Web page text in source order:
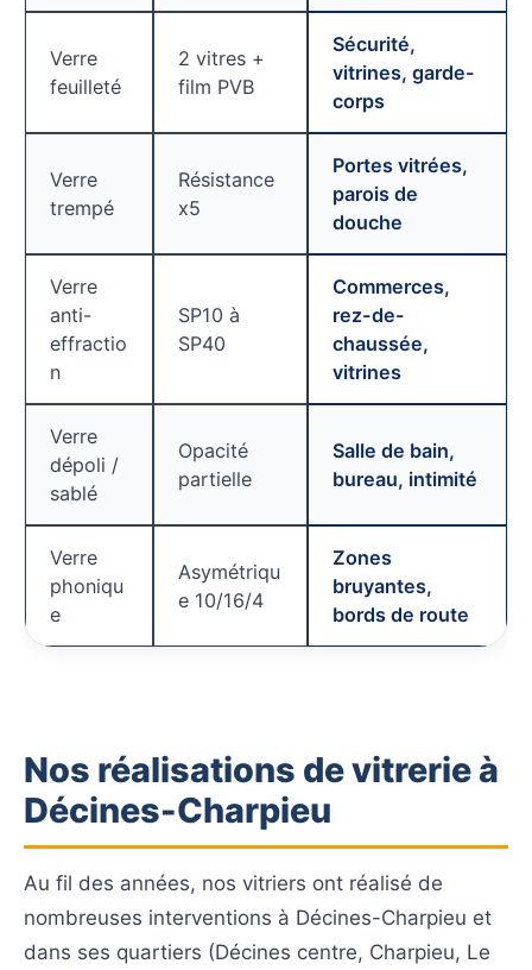
Verre
feuilleté
2 vitres +
film PVB
Sécurité,
vitrines, garde-
corps
Verre
trempé
Résistance
x5
Portes vitrées,
parois de
douche
Verre
anti-
effractio
n
SP10 à
SP40
Commerces,
rez-de-
chaussée,
vitrines
Verre
dépoli /
sablé
Opacité
partielle
Salle de bain,
bureau, intimité
Verre
phoniqu
e
Asymétriqu
e 10/16/4
Zones
bruyantes,
bords de route
Nos réalisations de vitrerie à
Décines-Charpieu
Au fil des années, nos vitriers ont réalisé de
nombreuses interventions à Décines-Charpieu et
dans ses quartiers (Décines centre, Charpieu, Le